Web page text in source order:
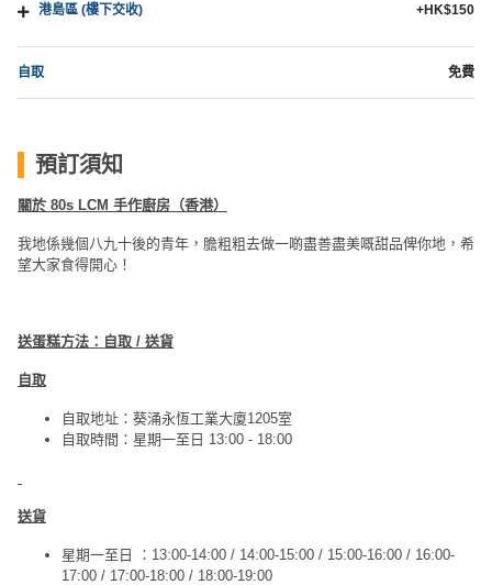
港島區 (樓下交收) +HK$150
自取 免費
預訂須知
關於 80s LCM 手作廚房（香港）
我地係幾個八九十後的青年，膽粗粗去做一啲盡善盡美嘅甜品俾你地，希
望大家食得開心！
送蛋糕方法：自取 / 送貨
自取
自取地址：葵涌永恆工業大廈1205室
自取時間：星期一至日 13:00 - 18:00
送貨
星期一至日 ：13:00-14:00 / 14:00-15:00 / 15:00-16:00 / 16:00-
17:00 / 17:00-18:00 / 18:00-19:00